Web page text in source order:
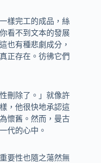
樣完工的成品，絲
看不到文本的發展
也有種悲劇成分，
正存在。彷彿它們
刪除了。」就像許
，他很快地承認這
懷舊。然而，曼古
代的心中。
要性也隨之蕩然無